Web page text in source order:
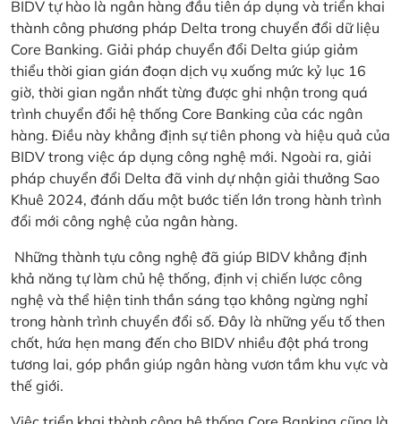
BIDV tự hào là ngân hàng đầu tiên áp dụng và triển khai
thành công phương pháp Delta trong chuyển đổi dữ liệu
Core Banking. Giải pháp chuyển đổi Delta giúp giảm
thiểu thời gian gián đoạn dịch vụ xuống mức kỷ lục 16
giờ, thời gian ngắn nhất từng được ghi nhận trong quá
trình chuyển đổi hệ thống Core Banking của các ngân
hàng. Điều này khẳng định sự tiên phong và hiệu quả của
BIDV trong việc áp dụng công nghệ mới. Ngoài ra, giải
pháp chuyển đổi Delta đã vinh dự nhận giải thưởng Sao
Khuê 2024, đánh dấu một bước tiến lớn trong hành trình
đổi mới công nghệ của ngân hàng.
Những thành tựu công nghệ đã giúp BIDV khẳng định
khả năng tự làm chủ hệ thống, định vị chiến lược công
nghệ và thể hiện tinh thần sáng tạo không ngừng nghỉ
trong hành trình chuyển đổi số. Đây là những yếu tố then
chốt, hứa hẹn mang đến cho BIDV nhiều đột phá trong
tương lai, góp phần giúp ngân hàng vươn tầm khu vực và
thế giới.